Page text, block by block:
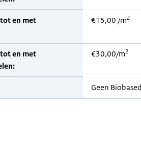
en met
€15,00 /m2
en met
€30,00/m2
Geen